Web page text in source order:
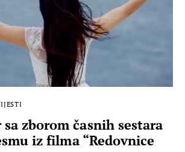
zborom časnih sestara
iz filma “Redovnice